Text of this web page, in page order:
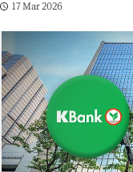
17 Mar 2026